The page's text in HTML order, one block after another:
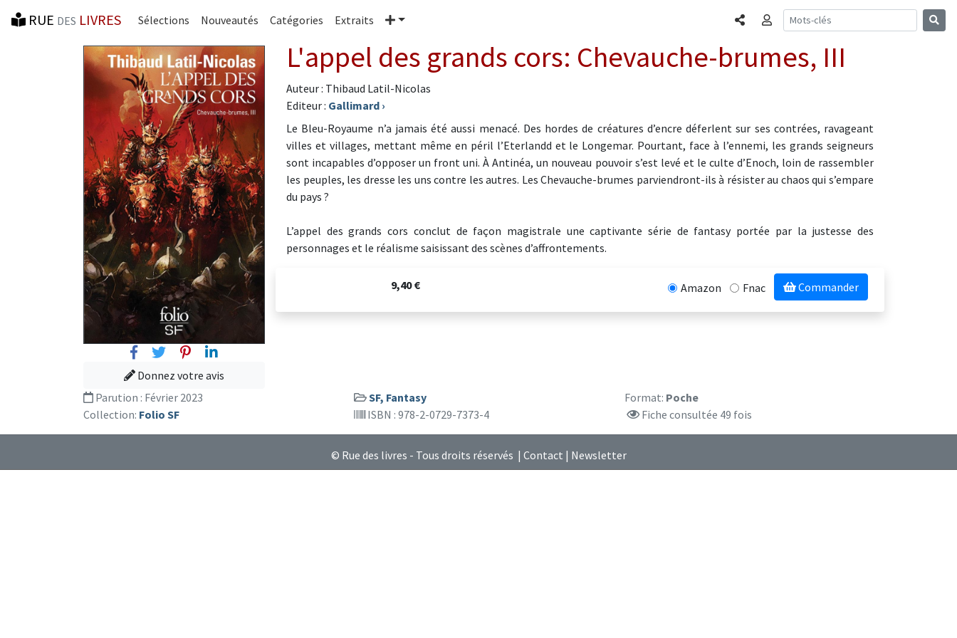
RUE DES LIVRES Sélections Nouveautés Catégories Extraits Plus PartagerConnexion
FacebookTwitterPinterest
Linkedin
Donnez votre avis
L'appel des grands cors: Chevauche-brumes, III
Auteur : Thibaud Latil-Nicolas
Editeur : Gallimard ›
Le Bleu-Royaume n’a jamais été aussi menacé. Des hordes de créatures d’encre déferlent sur ses contrées, ravageant
villes et villages, mettant même en péril l’Eterlandd et le Longemar. Pourtant, face à l’ennemi, les grands seigneurs
sont incapables d’opposer un front uni. À Antinéa, un nouveau pouvoir s’est levé et le culte d’Enoch, loin de rassembler
les peuples, les dresse les uns contre les autres. Les Chevauche-brumes parviendront-ils à résister au chaos qui s’empare
du pays ?
L’appel des grands cors conclut de façon magistrale une captivante série de fantasy portée par la justesse des
personnages et le réalisme saisissant des scènes d’affrontements.
9,40 € Amazon Fnac Commander
Parution : Février 2023 SF, Fantasy Format: Poche
Collection: Folio SF ISBN : 978-2-0729-7373-4 Fiche consultée 49 fois
© Rue des livres - Tous droits réservés | Contact | Newsletter